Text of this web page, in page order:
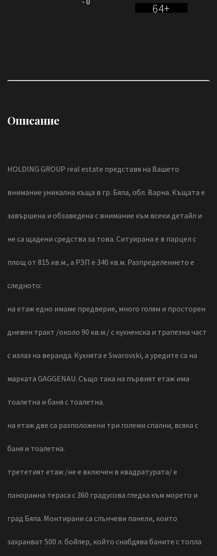
64+
Описание
HOLDING GROUP real estate представя на Вашето
внимание уникална къща в гр. Бяла, обл. Варна. Къщата е
завършена и обзаведена с внимание към всеки детайл и
не са щадени средства за това. Ситуирана е в парцел с
площ от 815 кв.м., а РЗП е 340 кв.м. Разпределението е
следното:
на етаж едно имаме предверие, много голям и просторен
дневен тракт /около 90 кв.м./ с кухненска и трапезна част
с излаз на веранда. Кухнята е Swarovski, а уредите са на
марката GAGGENAU. Също така на първият етаж има
тоалетна и баня с тоалетна.
на етаж две са разположени три големи спални, всяка с
баня и тоалетна.
трететият етаж /не е включен в квадратурата/ е
панорамна тераса с 360 градусова гледка към морето и
град Бяла. Монтирани са слънчеви панели, които
захранват 500 л. бойлер, който снабдява баните с топла